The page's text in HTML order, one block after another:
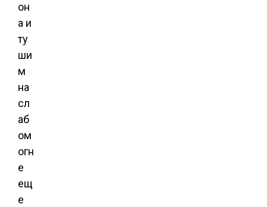
он
а и
ту
ши
м
на
сл
аб
ом
огн
е
ещ
е